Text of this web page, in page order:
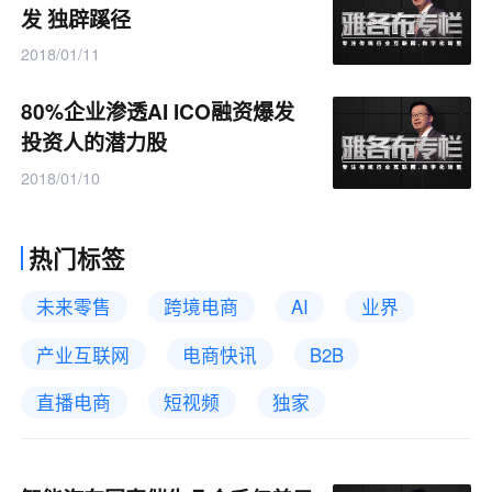
发 独辟蹊径
2018/01/11
80%企业渗透AI ICO融资爆发
投资人的潜力股
2018/01/10
热门标签
未来零售 跨境电商 AI
业界
产业互联网
电商快讯
B2B
直播电商
短视频 独家